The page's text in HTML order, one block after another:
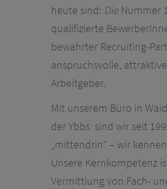
heute sind: DieNummer
qualifizierte
bewährter Recruiting-
anspruchsvolle, attraktive
Arbeitgeber.
Mit unserem Büro in
der Ybbs sind wir seit
„mittendrin“ – wir
Unsere Kernkompetenz
Vermittlung von Fach-